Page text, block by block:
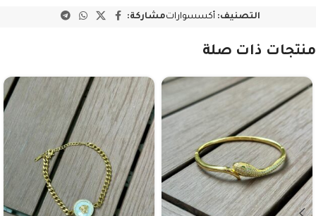
التصنيف: أكسسواراتمشاركة:
منتجات ذات صلة